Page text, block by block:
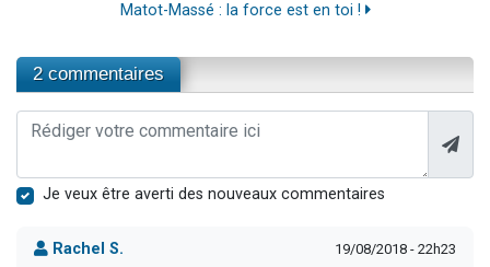
Matot-Massé : la force est en toi !
2 commentaires
Je veux être averti des nouveaux commentaires
Rachel S. 19/08/2018 - 22h23